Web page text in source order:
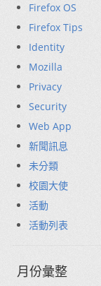
Firefox OS
Firefox Tips
Identity
Mozilla
Privacy
Security
Web App
新聞訊息
未分類
校園大使
活動
活動列表
月份彙整